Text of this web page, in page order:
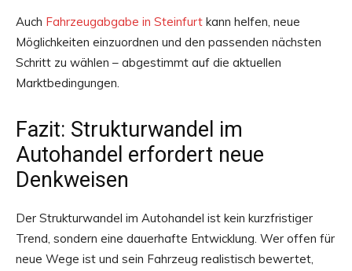
Auch Fahrzeugabgabe in Steinfurt kann helfen, neue
Möglichkeiten einzuordnen und den passenden nächsten
Schritt zu wählen – abgestimmt auf die aktuellen
Marktbedingungen.
Fazit: Strukturwandel im
Autohandel erfordert neue
Denkweisen
Der Strukturwandel im Autohandel ist kein kurzfristiger
Trend, sondern eine dauerhafte Entwicklung. Wer offen für
neue Wege ist und sein Fahrzeug realistisch bewertet,